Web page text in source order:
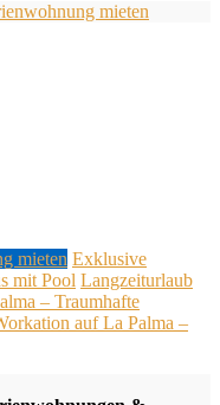
mieten
mieten Exklusive
mit Pool Langzeiturlaub
– Traumhafte
auf La Palma –